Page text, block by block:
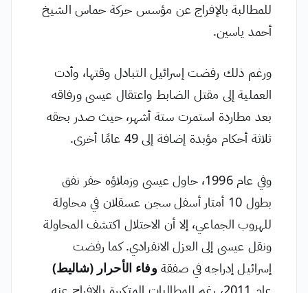
للمطالبة بالإفراج عن مؤسس حركة حماس الشيخ
أحمد ياسين.
ورغم ذلك رفضت إسرائيل التبادل وقتها، وأدت
العملية إلى مقتل الضابط واعتقال عيسى ورفاقه
بعد مطاردة استمرت ستة أشهر، حيث صدر بحقه
ثلاثة أحكام مؤبدة إضافة إلى 49 عامًا أخرى.
وفي عام 1996، حاول عيسى وزملاؤه حفر نفق
بطول 10 أمتار أسفل سجن عسقلان في محاولة
للهروب الجماعي، إلا أن الاحتلال اكتشف المحاولة
ونقل عيسى إلى العزل الانفرادي. كما رفضت
إسرائيل إدراجه في صفقة وفاء الأحرار (شاليط)
عام 2011، رغم المطالبات المتكررة بالإفراج عنه.